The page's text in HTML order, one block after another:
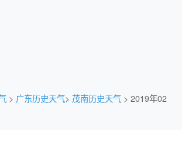
> 广东历史天气> 茂南历史天气 > 2019年02